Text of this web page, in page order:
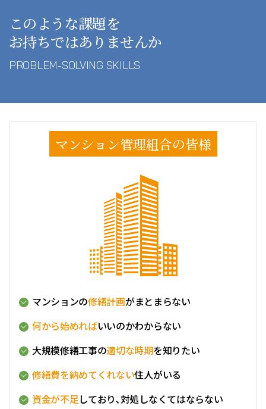
このような課題を
お持ちではありませんか
PROBLEM-SOLVING SKILLS
マンション管理組合の皆様
マンションの修繕計画がまとまらない
何から始めればいいのかわからない
大規模修繕工事の適切な時期を知りたい
修繕費を納めてくれない住人がいる
資金が不足しており､対処しなくてはならない